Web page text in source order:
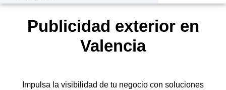
Publicidad exterior en
Valencia
Impulsa la visibilidad de tu negocio con soluciones